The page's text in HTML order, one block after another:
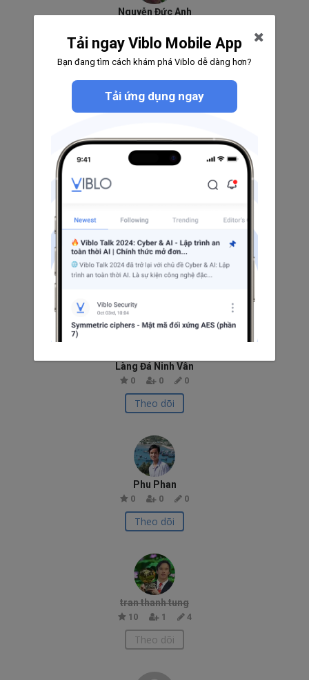
Nguyễn Đức Anh
Theo dõi
0 0 0
Theo dõi
Lilly Ng
0 0 0
Làng Đá Ninh Vân
0 0 0
Theo dõi
Phu Phan
0 0 0
Theo dõi
tran thanh tung
10 1 4
Theo dõi
Tải ngay Viblo Mobile App
Bạn đang tìm cách khám phá Viblo dễ dàng hơn?
Tải ứng dụng ngay